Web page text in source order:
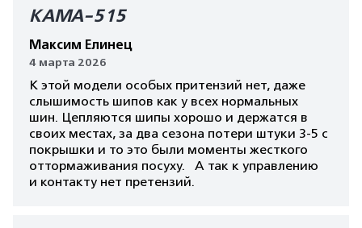
КАМА-515
Максим Елинец
4 марта 2026
К этой модели особых притензий нет, даже
слышимость шипов как у всех нормальных
шин. Цепляются шипы хорошо и держатся в
своих местах, за два сезона потери штуки 3-5 с
покрышки и то это были моменты жесткого
оттормаживания посуху. А так к управлению
и контакту нет претензий.